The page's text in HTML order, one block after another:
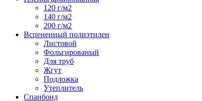
120 г/м2
140 г/м2
200 г/м2
Вспененный полиэтилен
Листовой
Фольгированый
Для труб
Жгут
Подложка
Утеплитель
Спанбонд